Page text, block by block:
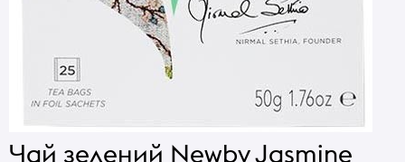
Чай зелений Newby Jasmine